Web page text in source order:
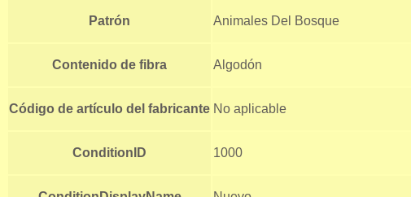
Patrón Animales Del Bosque
Contenido de fibra Algodón
Código de artículo del fabricante No aplicable
ConditionID 1000